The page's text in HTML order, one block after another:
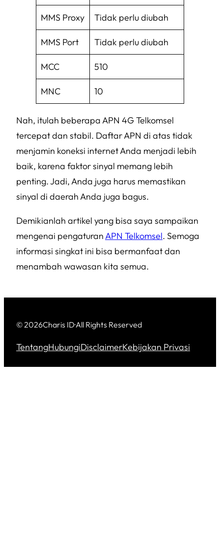
MMS Proxy Tidak perlu diubah
MMS Port Tidak perlu diubah
MCC 510
MNC 10
Nah, itulah beberapa APN 4G Telkomsel
tercepat dan stabil. Daftar APN di atas tidak
menjamin koneksi internet Anda menjadi lebih
baik, karena faktor sinyal memang lebih
penting. Jadi, Anda juga harus memastikan
sinyal di daerah Anda juga bagus.
Demikianlah artikel yang bisa saya sampaikan
mengenai pengaturanAPN Telkomsel. Semoga
informasi singkat ini bisa bermanfaat dan
menambah wawasan kita semua.
© 2026Charis ID·All Rights Reserved
TentangHubungiDisclaimerKebijakan Privasi